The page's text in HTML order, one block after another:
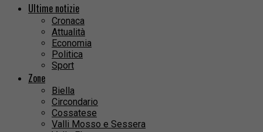
Ultime notizie
Cronaca
Attualità
Economia
Politica
Sport
Zone
Biella
Circondario
Cossatese
Valli Mosso e Sessera